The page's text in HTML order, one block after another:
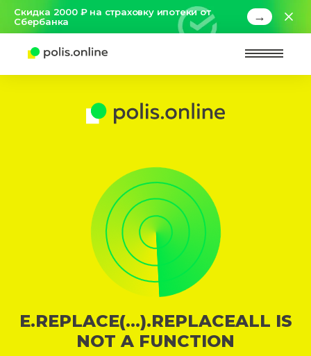
Скидка 2000 ₽ на страховку ипотеки от
Сбербанка
→
E.REPLACE(...).REPLACEALL IS
NOT A FUNCTION